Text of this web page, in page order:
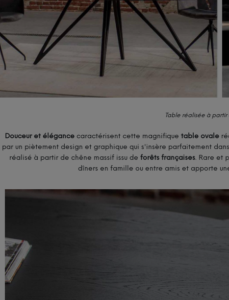
Table réalisée à
Douceur et élégance caractérisent cette magnifique table ovale
par un piètement design et graphique qui s'insère parfaitement
réalisé à partir de chêne massif issu de forêts françaises. Rare et
dîners en famille ou entre amis et apporte